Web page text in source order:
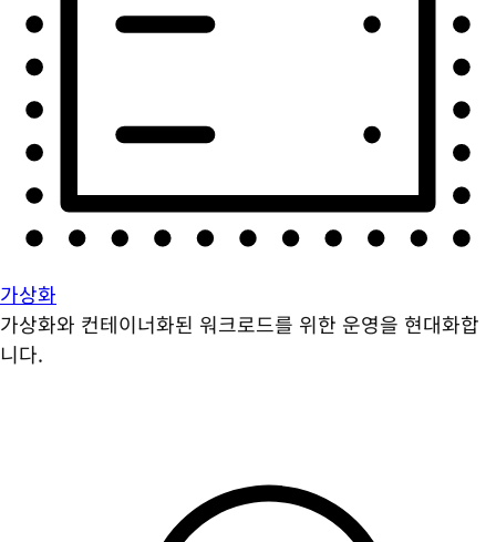
가상화
가상화와 컨테이너화된 워크로드를 위한 운영을 현대화합
니다.